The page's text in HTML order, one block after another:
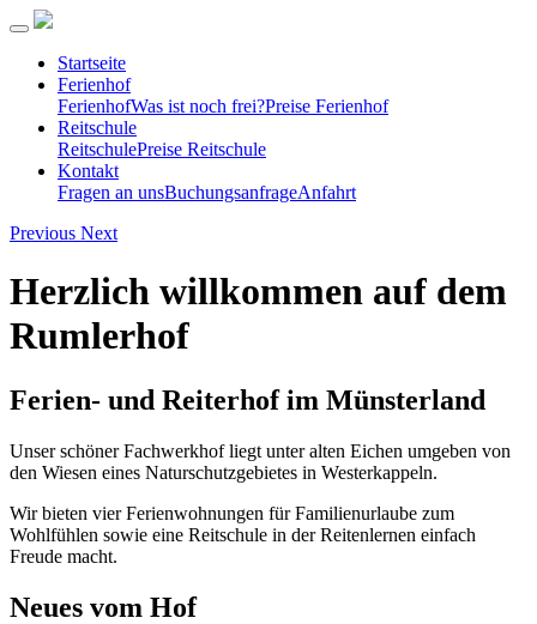
Startseite
Ferienhof
FerienhofWas ist noch frei?Preise Ferienhof
Reitschule
ReitschulePreise Reitschule
Kontakt
Fragen an unsBuchungsanfrageAnfahrt
Previous Next
Herzlich willkommen auf dem
Rumlerhof
Ferien- und Reiterhof im Münsterland
Unser schöner Fachwerkhof liegt unter alten Eichen umgeben von
den Wiesen eines Naturschutzgebietes in Westerkappeln.
Wir bieten vier Ferienwohnungen für Familienurlaube zum
Wohlfühlen sowie eine Reitschule in der Reitenlernen einfach
Freude macht.
Neues vom Hof